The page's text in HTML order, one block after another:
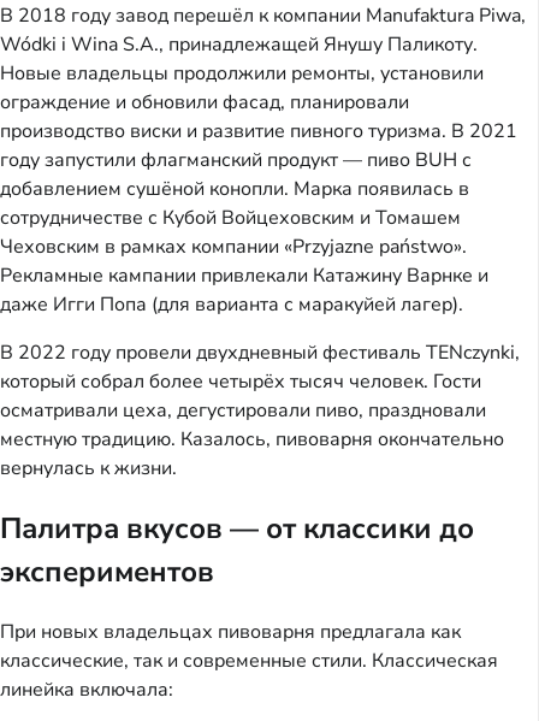
В 2018 году завод перешёл к компании Manufaktura Piwa,
Wódki i Wina S.A., принадлежащей Янушу Паликоту.
Новые владельцы продолжили ремонты, установили
ограждение и обновили фасад, планировали
производство виски и развитие пивного туризма. В 2021
году запустили флагманский продукт — пиво BUH с
добавлением сушёной конопли. Марка появилась в
сотрудничестве с Кубой Войцеховским и Томашем
Чеховским в рамках компании «Przyjazne państwo».
Рекламные кампании привлекали Катажину Варнке и
даже Игги Попа (для варианта с маракуйей лагер).
В 2022 году провели двухдневный фестиваль TENczynki,
который собрал более четырёх тысяч человек. Гости
осматривали цеха, дегустировали пиво, праздновали
местную традицию. Казалось, пивоварня окончательно
вернулась к жизни.
Палитра вкусов — от классики до
экспериментов
При новых владельцах пивоварня предлагала как
классические, так и современные стили. Классическая
линейка включала: